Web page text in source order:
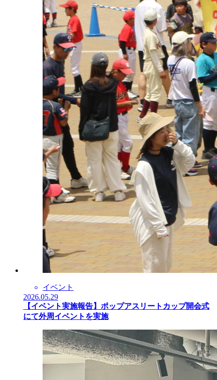
イベント
2026.05.29
【イベント実施報告】ポップアスリートカップ開会式
にて外周イベントを実施